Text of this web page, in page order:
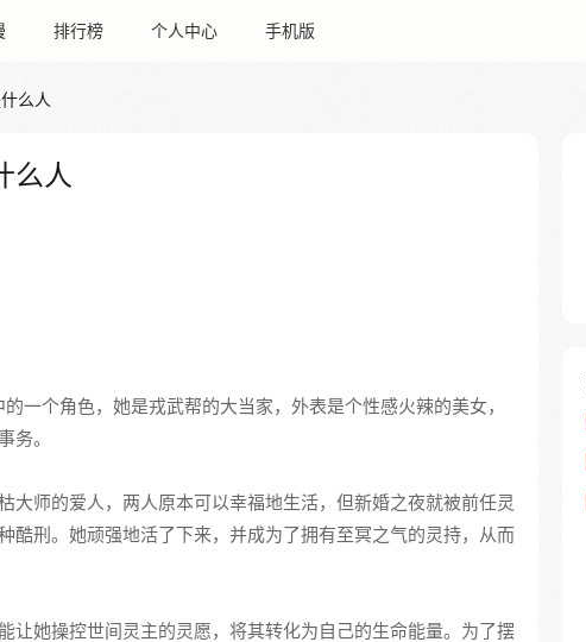
排行榜 个人中心 手机版
么人
么人
的一个角色，她是戎武帮的大当家，外表是个性感火辣的美女，
务。
大师的爱人，两人原本可以幸福地生活，但新婚之夜就被前任灵
酷刑。她顽强地活了下来，并成为了拥有至冥之气的灵持，从而
让她操控世间灵主的灵愿，将其转化为自己的生命能量。为了摆